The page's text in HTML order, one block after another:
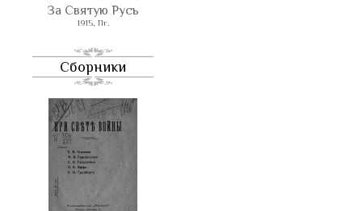
За Святую Русь
1915, Пг.
Сборники